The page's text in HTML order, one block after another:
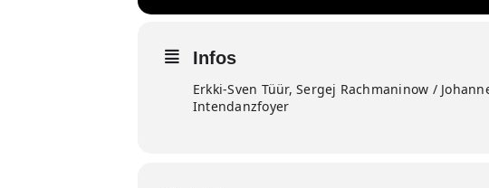
Infos
Erkki-Sven Tüür, Sergej Rachmaninow /
Intendanzfoyer